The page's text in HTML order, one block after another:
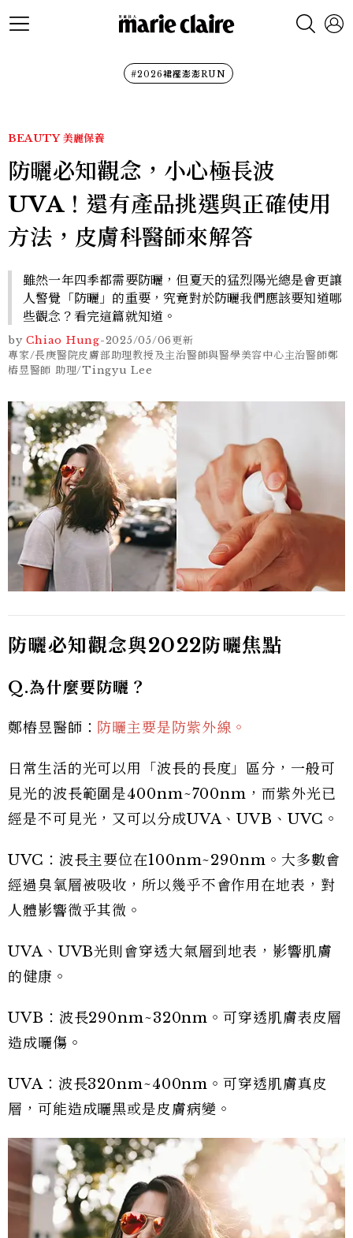
#2026裙襬澎澎RUN
BEAUTY 美麗保養
防曬必知觀念，小心極長波
UVA！還有產品挑選與正確使用
方法，皮膚科醫師來解答
雖然一年四季都需要防曬，但夏天的猛烈陽光總是會更讓
人警覺「防曬」的重要，究竟對於防曬我們應該要知道哪
些觀念？看完這篇就知道。
by Chiao Hung-2025/05/06更新
專家/長庚醫院皮膚部助理教授及主治醫師與醫學美容中心主治醫師鄭
樁昱醫師 助理/Tingyu Lee
防曬必知觀念與2022防曬焦點
Q.為什麼要防曬？
鄭樁昱醫師： 防曬主要是防紫外線。
日常生活的光可以用「波長的長度」區分，一般可
見光的波長範圍是400nm~700nm，而紫外光已
經是不可見光，又可以分成UVA、UVB、UVC。
UVC：波長主要位在100nm~290nm。大多數會
經過臭氧層被吸收，所以幾乎不會作用在地表，對
人體影響微乎其微。
UVA、UVB光則會穿透大氣層到地表，影響肌膚
的健康。
UVB：波長290nm~320nm。可穿透肌膚表皮層
造成曬傷。
UVA：波長320nm~400nm。可穿透肌膚真皮
層，可能造成曬黑或是皮膚病變。